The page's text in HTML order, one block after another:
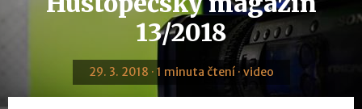
13/2018
29. 3. 2018 · 1 minuta čtení · video